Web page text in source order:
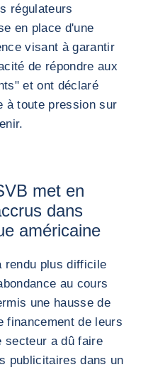
régulateurs
en place d'une
visant à garantir
de répondre aux
et ont déclaré
à toute pression sur
met en
dans
américaine
rendu plus difficile
au cours
une hausse de
financement de leurs
secteur a dû faire
publicitaires dans un